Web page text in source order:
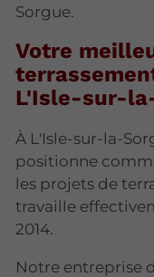
Sorgue.
Votre
L'Isle-sur-
À L'Isle-sur-la-
positionne
les projets de
travaille
2014.
Notre entreprise